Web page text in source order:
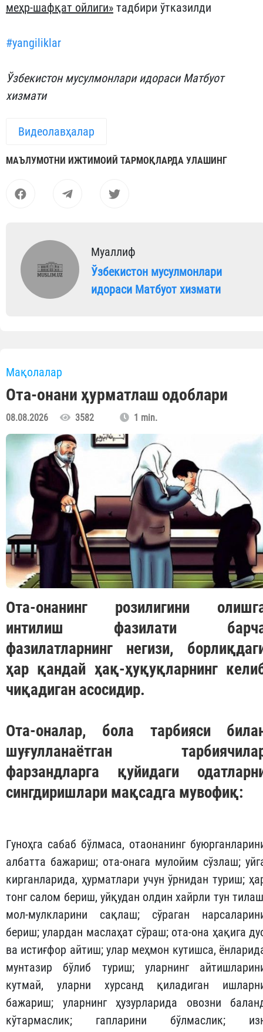
меҳр-шафқат ойлиги» тадбири ўтказилди
#yangiliklar
Ўзбекистон мусулмонлари идораси Матбуот
хизмати
Видеолавҳалар
МАЪЛУМОТНИ ИЖТИМОИЙ ТАРМОҚЛАРДА УЛАШИНГ
Муаллиф
Ўзбекистон мусулмонлари
идораси Матбуот хизмати
Мақолалар
Ота-онани ҳурматлаш одоблари
08.08.2026 3582 1 min.
Ота-онанинг розилигини
интилиш фазилати
фазилатларнинг негизи,
ҳар қандай ҳақ-ҳуқуқларнинг
чиқадиган асосидир.
Ота-оналар, бола тарбияси
шуғулланаётган
фарзандларга қуйидаги
сингдиришлари мақсадга мувофиқ:
Гуноҳга сабаб бўлмаса, отаонанинг
албатта бажариш; ота-онага мулойим сўзлаш;
кирганларида, ҳурматлари учун ўрнидан туриш;
тонг салом бериш, уйқудан олдин хайрли тун
мол-мулкларини сақлаш; сўраган
бериш; улардан маслаҳат сўраш; ота-она ҳақига
ва истиғфор айтиш; улар меҳмон кутишса,
мунтазир бўлиб туриш; уларнинг
кутмай, уларни хурсанд қиладиган
бажариш; уларнинг ҳузурларида овозни
кўтармаслик; гапларини бўлмаслик;